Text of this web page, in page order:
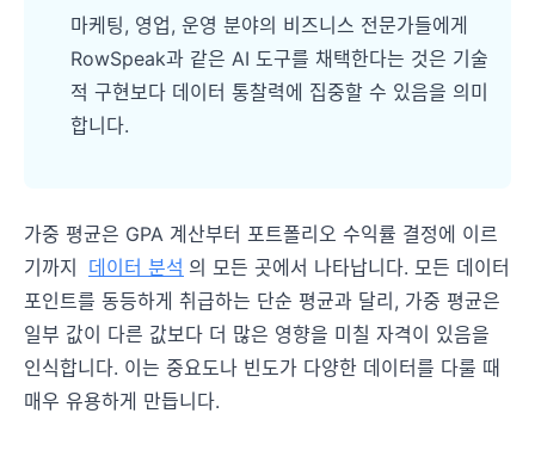
마케팅, 영업, 운영 분야의 비즈니스 전문가들에게
RowSpeak과 같은 AI 도구를 채택한다는 것은 기술
적 구현보다 데이터 통찰력에 집중할 수 있음을 의미
합니다.
가중 평균은 GPA 계산부터 포트폴리오 수익률 결정에 이르
기까지 데이터 분석 의 모든 곳에서 나타납니다. 모든 데이터
포인트를 동등하게 취급하는 단순 평균과 달리, 가중 평균은
일부 값이 다른 값보다 더 많은 영향을 미칠 자격이 있음을
인식합니다. 이는 중요도나 빈도가 다양한 데이터를 다룰 때
매우 유용하게 만듭니다.